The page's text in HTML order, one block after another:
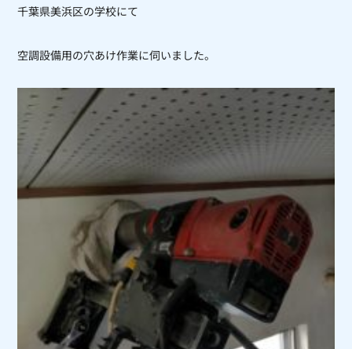
千葉県美浜区の学校にて
空調設備用の穴あけ作業に伺いました。